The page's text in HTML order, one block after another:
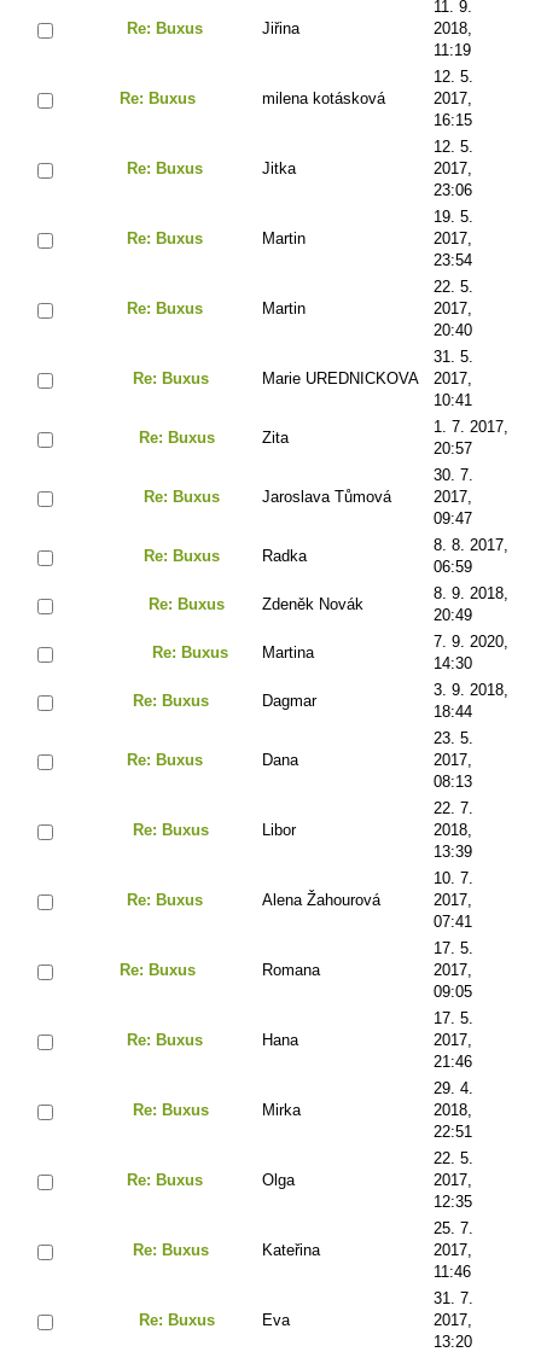
Re: Buxus Jiřina
11. 9.
2018,
11:19
Re: Buxus milena kotásková
12. 5.
2017,
16:15
Re: Buxus Jitka
12. 5.
2017,
23:06
Re: Buxus Martin
19. 5.
2017,
23:54
Re: Buxus Martin
22. 5.
2017,
20:40
Re: Buxus Marie UREDNICKOVA
31. 5.
2017,
10:41
Re: Buxus Zita
1. 7. 2017,
20:57
Re: Buxus Jaroslava Tůmová
30. 7.
2017,
09:47
Re: Buxus Radka
8. 8. 2017,
06:59
Re: Buxus Zdeněk Novák
8. 9. 2018,
20:49
Re: Buxus Martina
7. 9. 2020,
14:30
Re: Buxus Dagmar
3. 9. 2018,
18:44
Re: Buxus Dana
23. 5.
2017,
08:13
Re: Buxus Libor
22. 7.
2018,
13:39
Re: Buxus Alena Žahourová
10. 7.
2017,
07:41
Re: Buxus Romana
17. 5.
2017,
09:05
Re: Buxus Hana
17. 5.
2017,
21:46
Re: Buxus Mirka
29. 4.
2018,
22:51
Re: Buxus Olga
22. 5.
2017,
12:35
Re: Buxus Kateřina
25. 7.
2017,
11:46
Re: Buxus Eva
31. 7.
2017,
13:20